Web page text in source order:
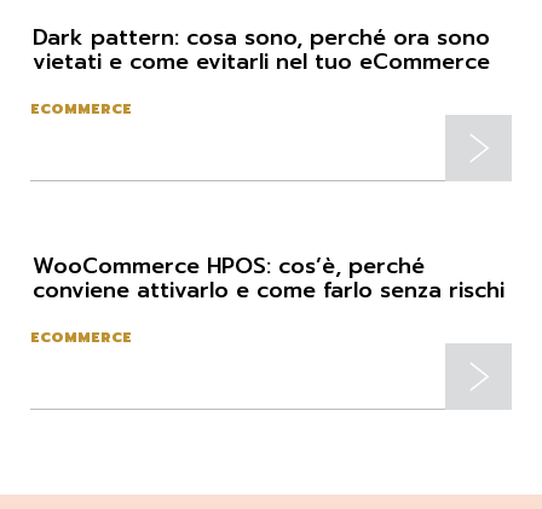
Dark pattern: cosa sono, perché ora sono
vietati e come evitarli nel tuo eCommerce
ECOMMERCE
WooCommerce HPOS: cos’è, perché
conviene attivarlo e come farlo senza rischi
ECOMMERCE